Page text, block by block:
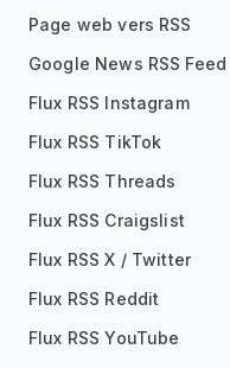
Page web vers RSS
Google News RSS Feed
Flux RSS Instagram
Flux RSS TikTok
Flux RSS Threads
Flux RSS Craigslist
Flux RSS X / Twitter
Flux RSS Reddit
Flux RSS YouTube